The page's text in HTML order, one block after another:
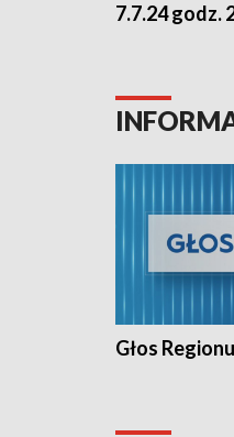
7.7.24 godz.
Głos Regionu